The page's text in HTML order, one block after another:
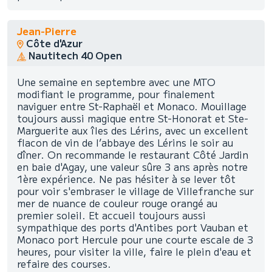
Jean-Pierre
Côte d'Azur
Nautitech 40 Open
Une semaine en septembre avec une MTO
modifiant le programme, pour finalement
naviguer entre St-Raphaël et Monaco. Mouillage
toujours aussi magique entre St-Honorat et Ste-
Marguerite aux îles des Lérins, avec un excellent
flacon de vin de l’abbaye des Lérins le soir au
dîner. On recommande le restaurant Côté Jardin
en baie d'Agay, une valeur sûre 3 ans après notre
1ère expérience. Ne pas hésiter à se lever tôt
pour voir s'embraser le village de Villefranche sur
mer de nuance de couleur rouge orangé au
premier soleil. Et accueil toujours aussi
sympathique des ports d'Antibes port Vauban et
Monaco port Hercule pour une courte escale de 3
heures, pour visiter la ville, faire le plein d'eau et
refaire des courses.